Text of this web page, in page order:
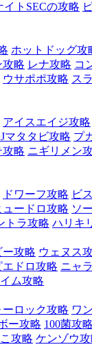
イトSECの攻略
ホットドッグ攻
攻略 レナ攻略 コ
ウサポポ攻略 ス
アイスエイジ攻略
マタタビ攻略 プ
攻略 ニギリメン
ドワーフ攻略 ビ
ュードロ攻略 ソ
トラ攻略 ハリキ
ー攻略 ウェヌス
エドロ攻略 ニャ
ム攻略
ーロック攻略 ワ
ー攻略 100菌攻略
攻略 ケンゾウ攻